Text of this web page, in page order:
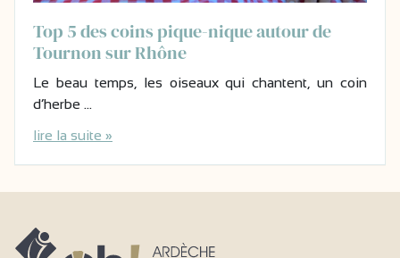
Top 5 des coins pique-nique autour de
Tournon sur Rhône
Le beau temps, les oiseaux qui chantent, un coin
d’herbe …
lire la suite »